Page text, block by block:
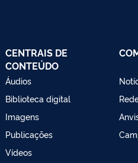
CENTRAIS DE
CONTEÚDO
Áudios
Biblioteca digital
Imagens
Publicações
Vídeos